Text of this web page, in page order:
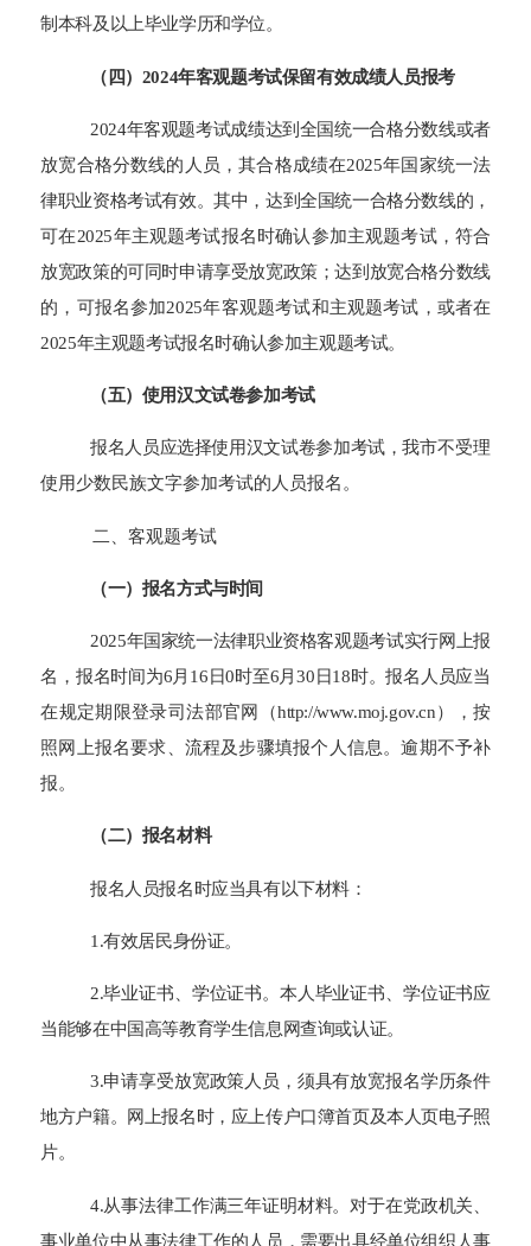
制本科及以上毕业学历和学位。
（四）2024年客观题考试保留有效成绩人员报考
2024年客观题考试成绩达到全国统一合格分数线或者
放宽合格分数线的人员，其合格成绩在2025年国家统一法
律职业资格考试有效。其中，达到全国统一合格分数线的，
可在2025年主观题考试报名时确认参加主观题考试，符合
放宽政策的可同时申请享受放宽政策；达到放宽合格分数线
的，可报名参加2025年客观题考试和主观题考试，或者在
2025年主观题考试报名时确认参加主观题考试。
（五）使用汉文试卷参加考试
报名人员应选择使用汉文试卷参加考试，我市不受理
使用少数民族文字参加考试的人员报名。
二、客观题考试
（一）报名方式与时间
2025年国家统一法律职业资格客观题考试实行网上报
名，报名时间为6月16日0时至6月30日18时。报名人员应当
在规定期限登录司法部官网（http://www.moj.gov.cn），按
照网上报名要求、流程及步骤填报个人信息。逾期不予补
报。
（二）报名材料
报名人员报名时应当具有以下材料：
1.有效居民身份证。
2.毕业证书、学位证书。本人毕业证书、学位证书应
当能够在中国高等教育学生信息网查询或认证。
3.申请享受放宽政策人员，须具有放宽报名学历条件
地方户籍。网上报名时，应上传户口簿首页及本人页电子照
片。
4.从事法律工作满三年证明材料。对于在党政机关、
事业单位中从事法律工作的人员，需要出具经单位组织人事